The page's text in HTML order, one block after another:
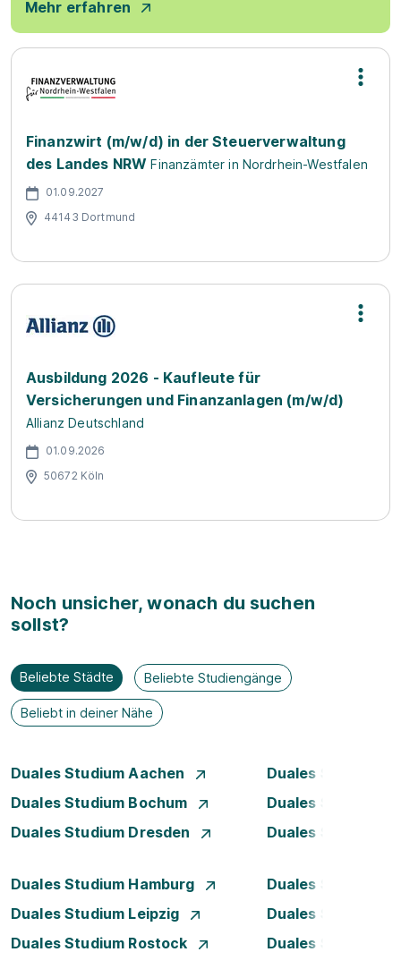
Mehr erfahren
Finanzwirt (m/w/d) in der Steuerverwaltung
des Landes NRW Finanzämter in Nordrhein-Westfalen
01.09.2027
44143 Dortmund
Ausbildung 2026 - Kaufleute für
Versicherungen und Finanzanlagen (m/w/d)
Allianz Deutschland
01.09.2026
50672 Köln
Noch unsicher, wonach du suchen
sollst?
Beliebte Städte Beliebte Studiengänge
Beliebt in deiner Nähe
Duales Studium Aachen
Duales Studium
Duales Studium Bochum
Duales Studium
Duales Studium Dresden
Duales Studium
Duales Studium Hamburg
Duales Studium
Duales Studium Leipzig
Duales Studium
Duales Studium Rostock
Duales Studium